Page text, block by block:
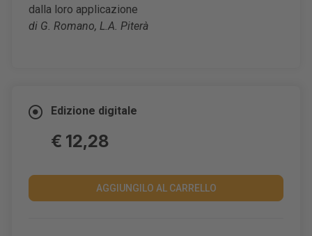
dalla loro applicazione
di G. Romano, L.A. Piterà
Edizione digitale
€ 12,28
AGGIUNGILO AL CARRELLO